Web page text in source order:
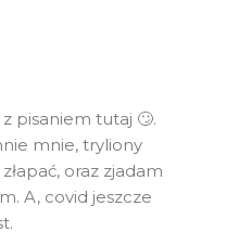
pisaniem tutaj 🙄.
mnie, tryliony
oraz zjadam
A, covid jeszcze